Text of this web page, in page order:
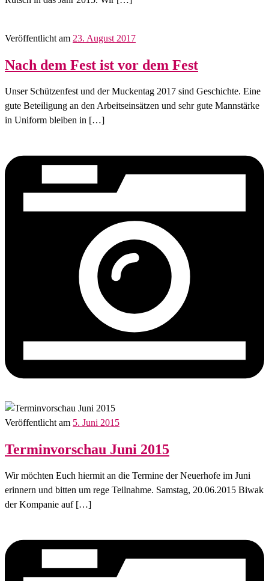
Veröffentlicht am 23. August 2017
Nach dem Fest ist vor dem Fest
Unser Schützenfest und der Muckentag 2017 sind Geschichte. Eine
gute Beteiligung an den Arbeitseinsätzen und sehr gute Mannstärke
in Uniform bleiben in […]
Veröffentlicht am 5. Juni 2015
Terminvorschau Juni 2015
Wir möchten Euch hiermit an die Termine der Neuerhofe im Juni
erinnern und bitten um rege Teilnahme. Samstag, 20.06.2015 Biwak
der Kompanie auf […]